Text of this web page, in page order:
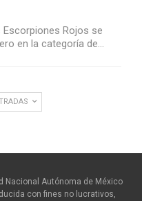
Rojos se
en la categoría de…
Nacional Autónoma de México
con fines no lucrativos,